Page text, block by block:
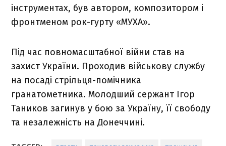
інструментах, був автором, композитором і
фронтменом рок-гурту «МУХА».
Під час повномасштабної війни став на
захист України. Проходив військову службу
на посаді стрільця-помічника
гранатометника. Молодший сержант Ігор
Таников загинув у бою за Україну, її свободу
та незалежність на Донеччині.